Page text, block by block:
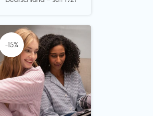
-15%